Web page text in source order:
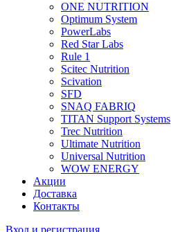
ONE NUTRITION
Optimum System
PowerLabs
Red Star Labs
Rule 1
Scitec Nutrition
Scivation
SFD
SNAQ FABRIQ
TITAN Support Systems
Trec Nutrition
Ultimate Nutrition
Universal Nutrition
WOW ENERGY
Акции
Доставка
Контакты
Вход и регистрация